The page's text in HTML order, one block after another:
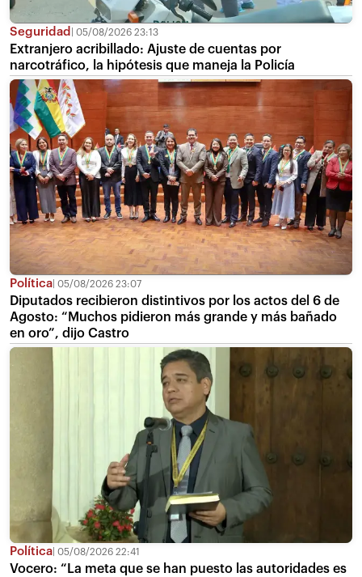
Seguridad 05/08/2026 23:13
Extranjero acribillado: Ajuste de cuentas por
narcotráfico, la hipótesis que maneja la Policía
Política 05/08/2026 23:07
Diputados recibieron distintivos por los actos del 6 de
Agosto: “Muchos pidieron más grande y más bañado
en oro”, dijo Castro
Política 05/08/2026 22:41
Vocero: “La meta que se han puesto las autoridades es